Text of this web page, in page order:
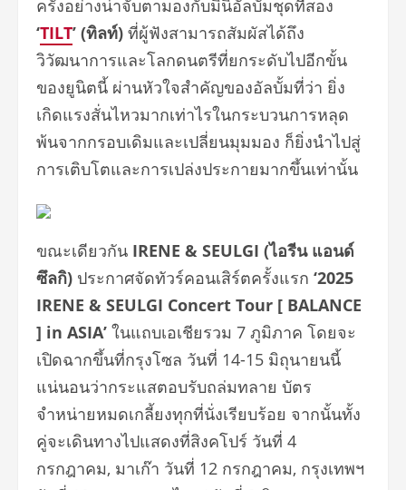
ครั้งอย่างน่าจับตามองกับมินิอัลบั้มชุดที่สอง
‘TILT’ (ทิลท์) ที่ผู้ฟังสามารถสัมผัสได้ถึง
วิวัฒนาการและโลกดนตรีที่ยกระดับไปอีกขั้น
ของยูนิตนี้ ผ่านหัวใจสำคัญของอัลบั้มที่ว่า ยิ่ง
เกิดแรงสั่นไหวมากเท่าไรในกระบวนการหลุด
พ้นจากกรอบเดิมและเปลี่ยนมุมมอง ก็ยิ่งนำไปสู่
การเติบโตและการเปล่งประกายมากขึ้นเท่านั้น
ขณะเดียวกัน IRENE & SEULGI (ไอรีน แอนด์
ซึลกิ) ประกาศจัดทัวร์คอนเสิร์ตครั้งแรก ‘2025
IRENE & SEULGI Concert Tour [ BALANCE
] in ASIA’ ในแถบเอเชียรวม 7 ภูมิภาค โดยจะ
เปิดฉากขึ้นที่กรุงโซล วันที่ 14-15 มิถุนายนนี้
แน่นอนว่ากระแสตอบรับถล่มทลาย บัตร
จำหน่ายหมดเกลี้ยงทุกที่นั่งเรียบร้อย จากนั้นทั้ง
คู่จะเดินทางไปแสดงที่สิงคโปร์ วันที่ 4
กรกฎาคม, มาเก๊า วันที่ 12 กรกฎาคม, กรุงเทพฯ